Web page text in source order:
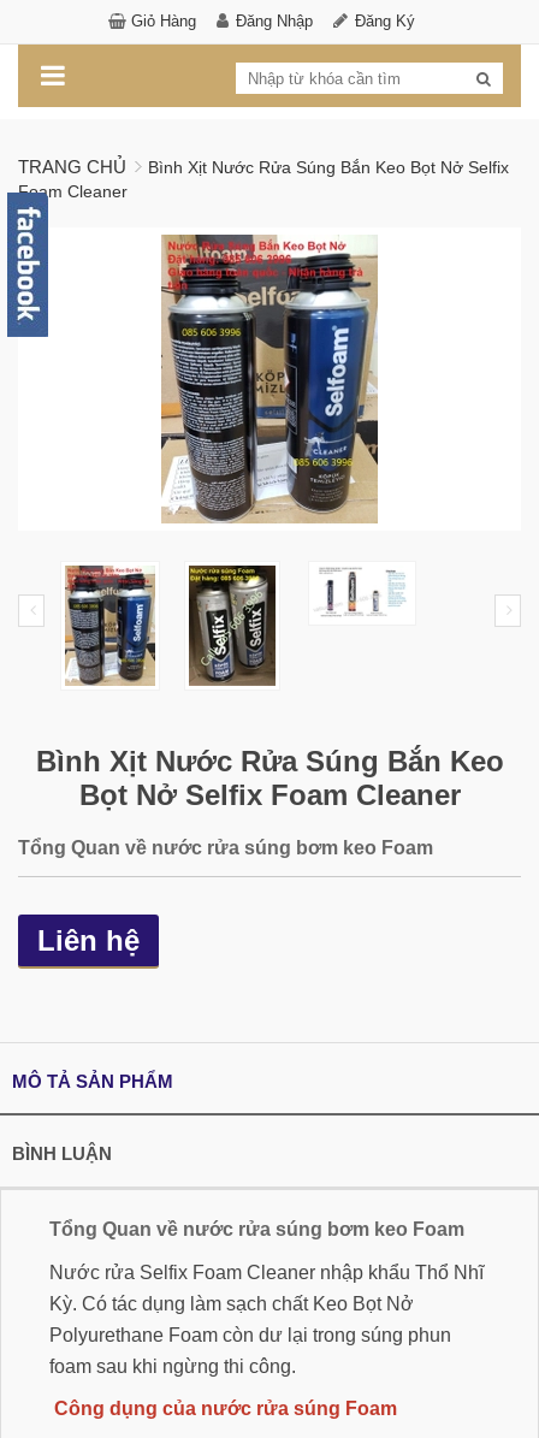
Giỏ Hàng Đăng Nhập Đăng Ký
TRANG CHỦ
Bình Xịt Nước Rửa Súng Bắn Keo Bọt Nở Selfix
Foam Cleaner
Bình Xịt Nước Rửa Súng Bắn Keo
Bọt Nở Selfix Foam Cleaner
Tổng Quan về nước rửa súng bơm keo Foam
Liên hệ
MÔ TẢ SẢN PHẨM
BÌNH LUẬN
Tổng Quan về nước rửa súng bơm keo Foam
Nước rửa Selfix Foam Cleaner nhập khẩu Thổ Nhĩ
Kỳ. Có tác dụng làm sạch chất Keo Bọt Nở
Polyurethane Foam còn dư lại trong súng phun
foam sau khi ngừng thi công.
Công dụng của nước rửa súng Foam